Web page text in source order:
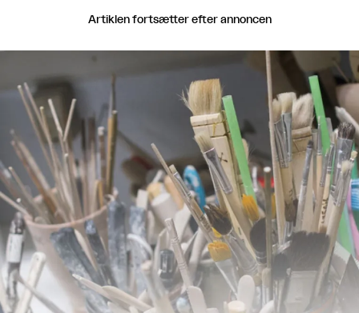
Artiklen fortsætter efter annoncen